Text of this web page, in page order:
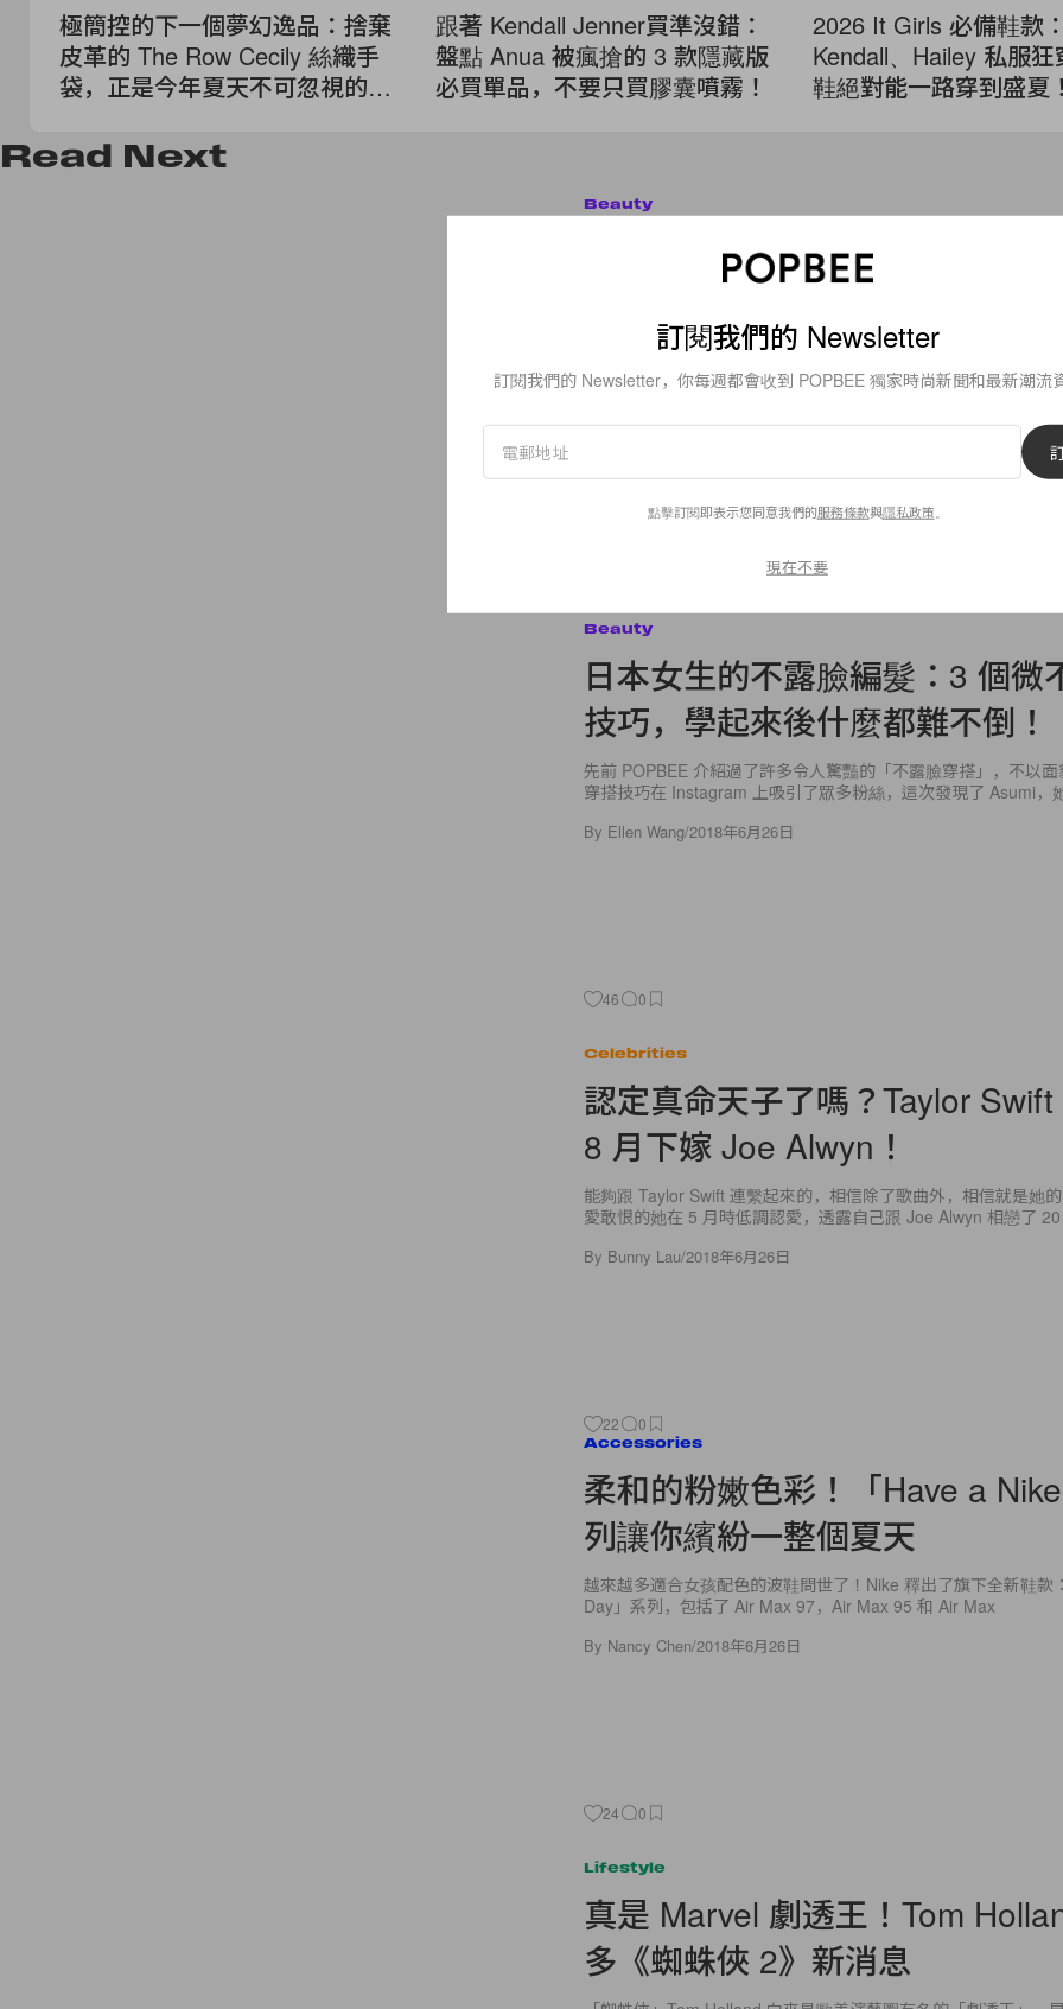
極簡控的下一個夢幻逸品：捨棄
皮革的 The Row Cecily 絲織手
袋，正是今年夏天不可忽視的安
跟著 Kendall Jenner買準沒錯：
盤點 Anua 被瘋搶的 3 款隱藏版
必買單品，不要只買膠囊噴霧！
2026 It Girls 必備鞋款
Kendall、Hailey 私服
鞋絕對能一路穿到盛夏
Read Next
Beauty
不愛洗頭的女生們，Byredo 為
最佳的禮物！
女生噴香水，很多時只會噴在耳背、手腕等脈搏位置，但偏偏漏
散發出一陣臭味久久不散。為了避免這些尷尬情況，最佳的
ByCrystal Chan/2018年6月26日
Beauty
日本女生的不露臉編髮：3 個微
技巧，學起來後什麼都難不倒！
先前 POPBEE 介紹過了許多令人驚豔的「不露臉穿搭」，不以
穿搭技巧在 Instagram 上吸引了眾多粉絲，這次發現了 Asumi，
By Ellen Wang/2018年6月26日
46 0
Celebrities
認定真命天子了嗎？Taylor
8 月下嫁 Joe Alwyn！
能夠跟 Taylor Swift 連繫起來的，相信除了歌曲外，相信就是她
愛敢恨的她在 5 月時低調認愛，透露自己跟 Joe Alwyn 相戀了 20
By Bunny Lau/2018年6月26日
22 0
Accessories
柔和的粉嫩色彩！「Have a
列讓你繽紛一整個夏天
越來越多適合女孩配色的波鞋問世了！Nike 釋出了旗下全新鞋款
Day」系列，包括了 Air Max 97，Air Max 95 和 Air Max
By Nancy Chen/2018年6月26日
24 0
Lifestyle
真是 Marvel 劇透王！Tom
多《蜘蛛俠 2》新消息
訂閱我們的 Newsletter
訂閱我們的 Newsletter，你每週都會收到 POPBEE 獨家時尚新聞和最新潮流
點擊訂閱即表示您同意我們的服務條款與隱私政策
現在不要